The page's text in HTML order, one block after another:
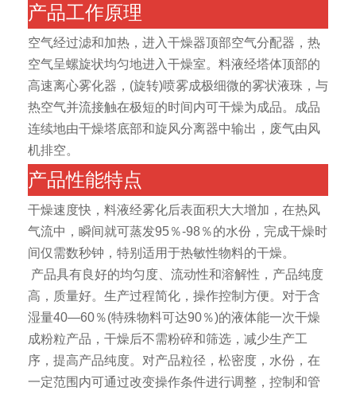
产品工作原理
空气经过滤和加热，进入干燥器顶部空气分配器，热
空气呈螺旋状均匀地进入干燥室。料液经塔体顶部的
高速离心雾化器，(旋转)喷雾成极细微的雾状液珠，与
热空气并流接触在极短的时间内可干燥为成品。成品
连续地由干燥塔底部和旋风分离器中输出，废气由风
机排空。
产品性能特点
干燥速度快，料液经雾化后表面积大大增加，在热风
气流中，瞬间就可蒸发95％-98％的水份，完成干燥时
间仅需数秒钟，特别适用于热敏性物料的干燥。
产品具有良好的均匀度、流动性和溶解性，产品纯度
高，质量好。生产过程简化，操作控制方便。对于含
湿量40—60％(特殊物料可达90％)的液体能一次干燥
成粉粒产品，干燥后不需粉碎和筛选，减少生产工
序，提高产品纯度。对产品粒径，松密度，水份，在
一定范围内可通过改变操作条件进行调整，控制和管